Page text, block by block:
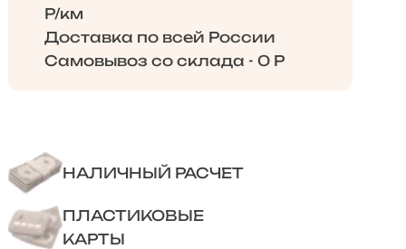
Р/км
Доставка по всей России
Самовывоз со склада - 0 Р
НАЛИЧНЫЙ РАСЧЕТ
ПЛАСТИКОВЫЕ
КАРТЫ